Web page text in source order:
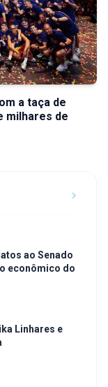
a taça de
milhares de
ao Senado
econômico do
Linhares e